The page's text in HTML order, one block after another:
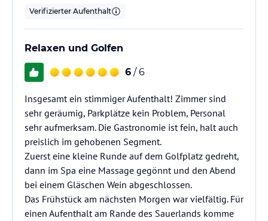
Verifizierter Aufenthalt
Relaxen und Golfen
6 / 6
Insgesamt ein stimmiger Aufenthalt! Zimmer sind
sehr geräumig, Parkplätze kein Problem, Personal
sehr aufmerksam. Die Gastronomie ist fein, halt auch
preislich im gehobenen Segment.
Zuerst eine kleine Runde auf dem Golfplatz gedreht,
dann im Spa eine Massage gegönnt und den Abend
bei einem Gläschen Wein abgeschlossen.
Das Frühstück am nächsten Morgen war vielfältig. Für
einen Aufenthalt am Rande des Sauerlands komme